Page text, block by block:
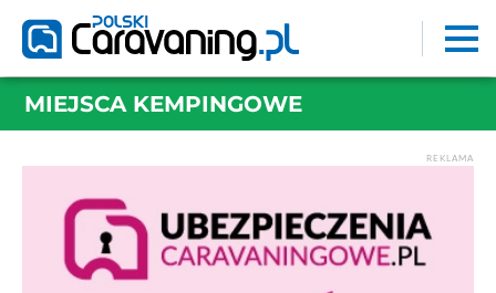
MIEJSCA KEMPINGOWE
REKLAMA